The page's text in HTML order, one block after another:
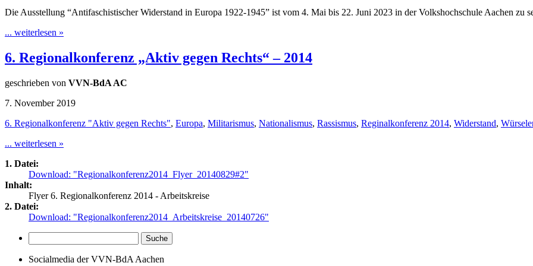
Die Ausstellung “Antifaschistischer Widerstand in Europa 1922-1945” ist vom 4. Mai bis 22. Juni 2023 in der Volkshochschule Aachen zu
... weiterlesen »
6. Regionalkonferenz „Aktiv gegen Rechts“ – 2014
geschrieben von VVN-BdA AC
7. November 2019
6. Regionalkonferenz "Aktiv gegen Rechts", Europa, Militarismus, Nationalismus, Rassismus, Reginalkonferenz 2014, Widerstand,
... weiterlesen »
1. Datei:
Download: "Regionalkonferenz2014_Flyer_20140829#2"
Inhalt:
Flyer 6. Regionalkonferenz 2014 - Arbeitskreise
2. Datei:
Download: "Regionalkonferenz2014_Arbeitskreise_20140726"
Socialmedia der VVN-BdA Aachen